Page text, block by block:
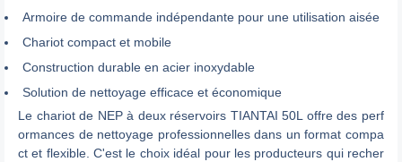
Armoire de commande indépendante pour une utilisation aisée
Chariot compact et mobile
Construction durable en acier inoxydable
Solution de nettoyage efficace et économique
Le chariot de NEP à deux réservoirs TIANTAI 50L offre des perf
ormances de nettoyage professionnelles dans un format compa
ct et flexible. C'est le choix idéal pour les producteurs qui recher